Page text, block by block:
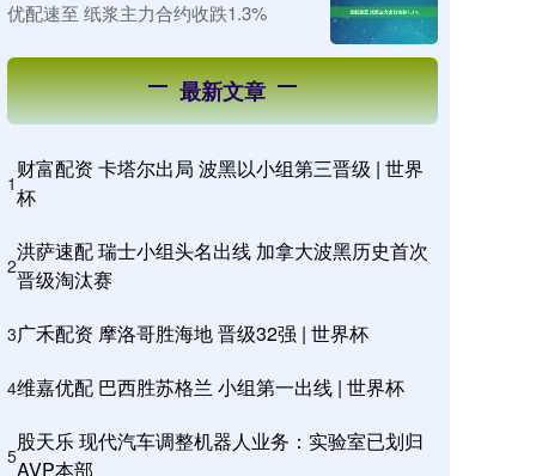
优配速至 纸浆主力合约收跌1.3%
最新文章
1
财富配资 卡塔尔出局 波黑以小组第三晋级 | 世界
杯
2
洪萨速配 瑞士小组头名出线 加拿大波黑历史首次
晋级淘汰赛
3广禾配资 摩洛哥胜海地 晋级32强 | 世界杯
4维嘉优配 巴西胜苏格兰 小组第一出线 | 世界杯
5
股天乐 现代汽车调整机器人业务：实验室已划归
AVP本部